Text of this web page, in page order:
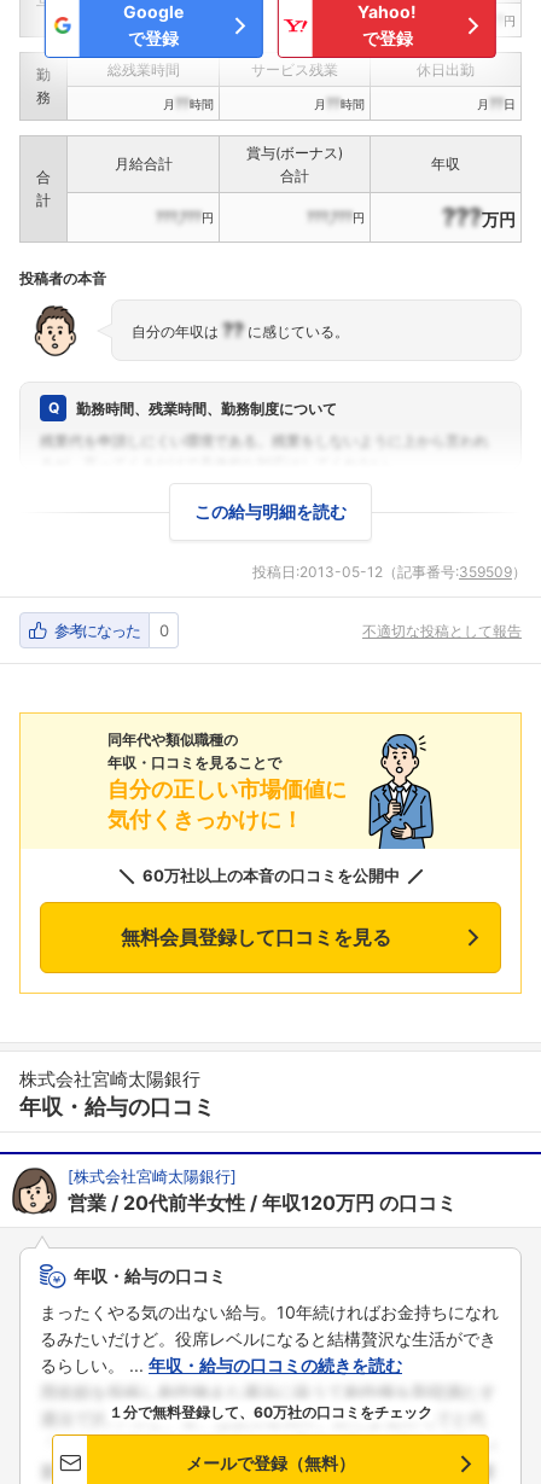
フォローしました
こちらの企業もフォローしませんか？
???,??? ???,??? 円 ???,??? 円
勤
務
総残業時間 サービス残業 休日出勤
月 ??時間 月 ??時間 月 ??日
合
計
月給合計
賞与(ボーナス)
合計
年収
???,???円 ???,???円 ???万円
Google
で登録
Yahoo!
で登録
投稿者の本音
自分の年収は ??に感じている。
勤務時間、残業時間、勤務制度について
この給与明細を読む
投稿日:2013-05-12 （記事番号:359509）
参考になった 0 不適切な投稿として報告
同年代や類似職種の
年収・口コミを見ることで
自分の正しい市場価値に
気付くきっかけに！
60万社以上の本音の口コミを公開中
無料会員登録して口コミを見る
株式会社宮崎太陽銀行
年収・給与の口コミ
[株式会社宮崎太陽銀行]
営業 20代前半女性 年収120万円 の口コミ
年収・給与の口コミ
まったくやる気の出ない給与。10年続ければお金持ちになれ
るみたいだけど。役席レベルになると結構贅沢な生活ができ
るらしい。 ... 年収・給与の口コミの続きを読む
１分で無料登録して、60万社の口コミをチェック
メールで登録（無料）